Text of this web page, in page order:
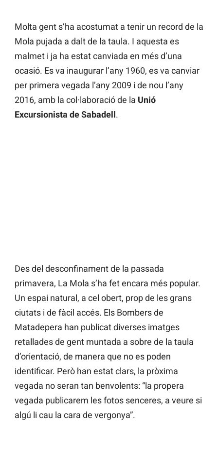
Molta gent s’ha acostumat a tenir un record de la
Mola pujada a dalt de la taula. I aquesta es
malmet i ja ha estat canviada en més d’una
ocasió. Es va inaugurar l’any 1960, es va canviar
per primera vegada l’any 2009 i de nou l’any
2016, amb la col·laboració de la Unió
Excursionista de Sabadell.
Des del desconfinament de la passada
primavera, La Mola s’ha fet encara més popular.
Un espai natural, a cel obert, prop de les grans
ciutats i de fàcil accés. Els Bombers de
Matadepera han publicat diverses imatges
retallades de gent muntada a sobre de la taula
d’orientació, de manera que no es poden
identificar. Però han estat clars, la pròxima
vegada no seran tan benvolents: “la propera
vegada publicarem les fotos senceres, a veure si
algú li cau la cara de vergonya”.